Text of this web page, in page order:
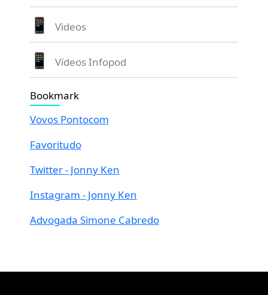
Videos
Vídeos Infopod
Bookmark
Vovos Pontocom
Favoritudo
Twitter - Jonny Ken
Instagram - Jonny Ken
Advogada Simone Cabredo